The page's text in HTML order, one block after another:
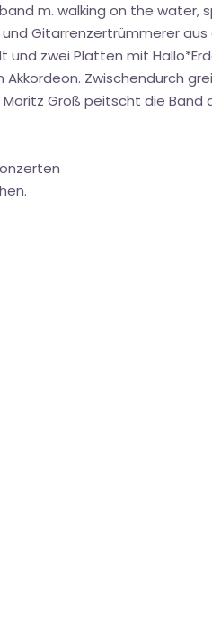
m. walking on the water,
Gitarrenzertrümmerer
und zwei Platten mit
Zwischendurch
Groß peitscht die